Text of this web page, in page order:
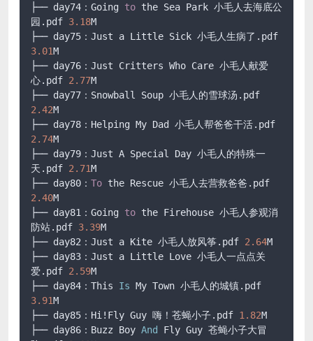
├── day74：Going to the Sea Park 小毛人去海底公
园.pdf 3.18M
3.01M
├── day76：Just Critters Who Care 小毛人献爱
心.pdf 2.77M
2.42M
2.74M
├── day79：Just A Special Day 小毛人的特殊一
天.pdf 2.71M
├── day80： To
2.40M
├── day81：Going to the Firehouse 小毛人参观消
防站.pdf 3.39M
├── day82：Just a Kite 小毛人放风筝.pdf 2.64M
├── day83：Just a Little Love 小毛人一点点关
爱.pdf 2.59M
├── day84：This Is
3.91M
├── day85：Hi!Fly Guy 嗨！苍蝇小子.pdf 1.82M
├── day86：Buzz Boy And
Fly Guy 苍蝇小子大冒